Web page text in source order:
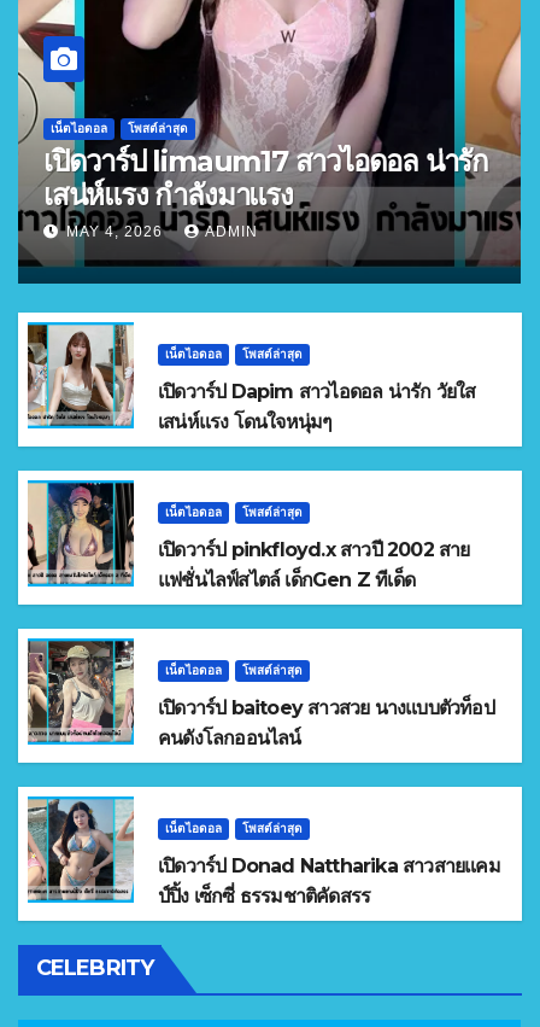
เน็ตไอดอล โพสต์ล่าสุด
เปิดวาร์ป limaum17 สาวไอดอล น่ารัก
เสน่ห์แรง กำลังมาแรง
MAY 4, 2026 ADMIN
เน็ตไอดอล โพสต์ล่าสุด
เปิดวาร์ป Dapim สาวไอดอล น่ารัก วัยใส
เสน่ห์แรง โดนใจหนุ่มๆ
เน็ตไอดอล โพสต์ล่าสุด
เปิดวาร์ป pinkfloyd.x สาวปี 2002 สาย
แฟชั่นไลฟ์สไตล์ เด็กGen Z ทีเด็ด
เน็ตไอดอล โพสต์ล่าสุด
เปิดวาร์ป baitoey สาวสวย นางแบบตัวท็อป
คนดังโลกออนไลน์
เน็ตไอดอล โพสต์ล่าสุด
เปิดวาร์ป Donad Nattharika สาวสายแคม
ป์ปิ้ง เซ็กซี่ ธรรมชาติคัดสรร
CELEBRITY